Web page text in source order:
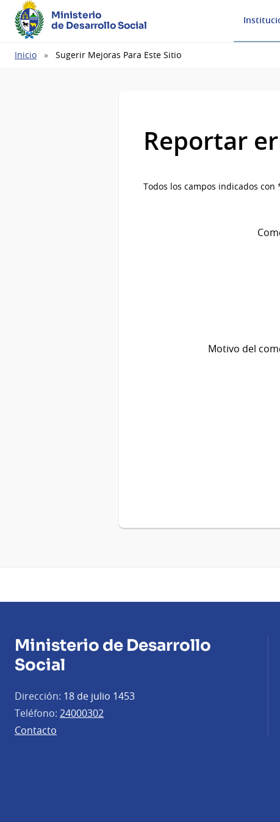
Ministerio
de Desarrollo Social
Ruta
Inicio Sugerir Mejoras Para Este Sitio
Reportar
Todos los campos indicados con
Motivo del
Ministerio de Desarrollo
Social
Dirección: 18 de julio 1453
Teléfono: 24000302
Contacto